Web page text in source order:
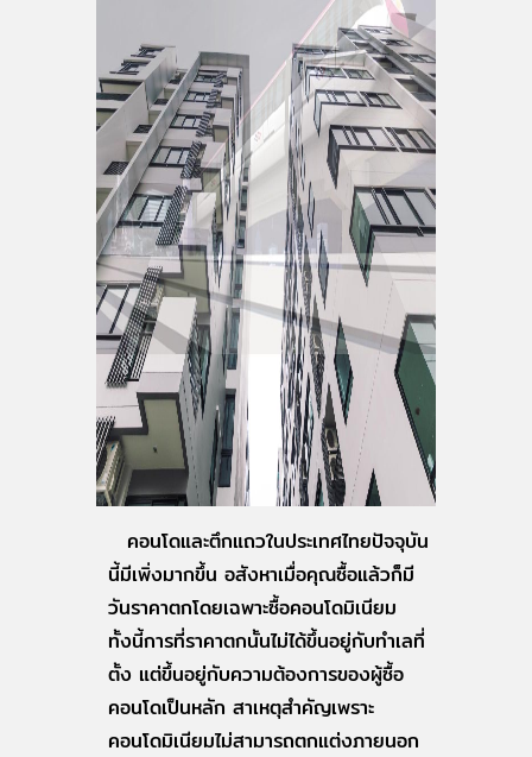
คอนโดและตึกแถวในประเทศไทยปัจจุบัน
นี้มีเพิ่งมากขึ้น อสังหาเมื่อคุณซื้อแล้วก็มี
วันราคาตกโดยเฉพาะซื้อคอนโดมิเนียม
ทั้งนี้การที่ราคาตกนั้นไม่ได้ขึ้นอยู่กับทำเลที่
ตั้ง แต่ขึ้นอยู่กับความต้องการของผู้ซื้อ
คอนโดเป็นหลัก สาเหตุสำคัญเพราะ
คอนโดมิเนียมไม่สามารถตกแต่งภายนอก